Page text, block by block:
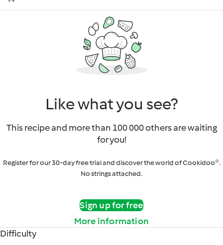
Like what you see?
This recipe and more than 100 000 others are waiting
for you!
Register for our 30-day free trial and discover the world of Cookidoo®.
No strings attached.
Sign up for free
More information
Difficulty